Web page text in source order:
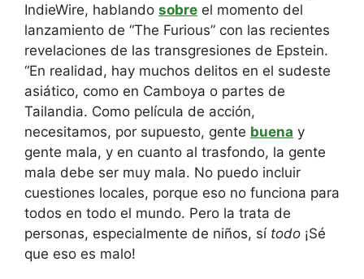
IndieWire, hablando sobre el momento del
lanzamiento de “The Furious” con las recientes
revelaciones de las transgresiones de Epstein.
“En realidad, hay muchos delitos en el sudeste
asiático, como en Camboya o partes de
Tailandia. Como película de acción,
necesitamos, por supuesto, gente buena y
gente mala, y en cuanto al trasfondo, la gente
mala debe ser muy mala. No puedo incluir
cuestiones locales, porque eso no funciona para
todos en todo el mundo. Pero la trata de
personas, especialmente de niños, sí todo ¡Sé
que eso es malo!